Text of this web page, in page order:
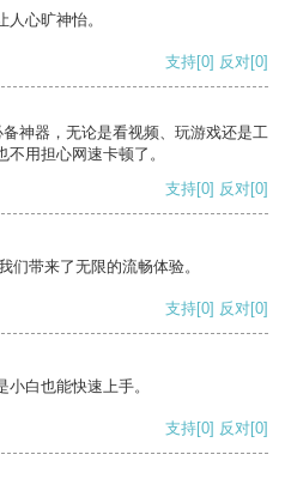
心旷神怡。
支持[0] 反对[0]
神器，无论是看视频、玩游戏还是工
用担心网速卡顿了。
支持[0] 反对[0]
们带来了无限的流畅体验。
支持[0] 反对[0]
白也能快速上手。
支持[0] 反对[0]